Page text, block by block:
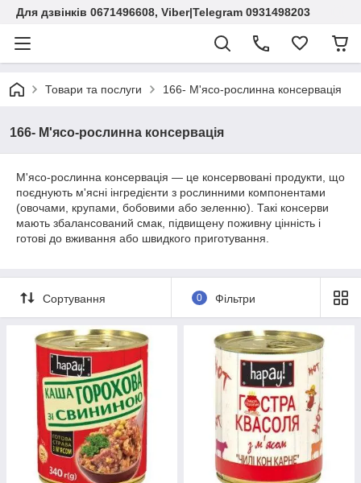
Для дзвінків 0671496608, Viber|Telegram 0931498203
Товари та послуги 166- М'ясо‑рослинна консервація
166- М'ясо‑рослинна консервація
М'ясо-рослинна консервація — це консервовані продукти, що
поєднують м'ясні інгредієнти з рослинними компонентами
(овочами, крупами, бобовими або зеленню). Такі консерви
мають збалансований смак, підвищену поживну цінність і
готові до вживання або швидкого приготування.
Сортування 0 Фільтри